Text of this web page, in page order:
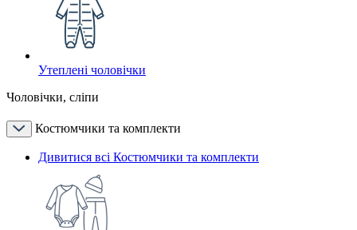
Утеплені чоловічки
Чоловічки, сліпи
Костюмчики та комплекти
Дивитися всі Костюмчики та комплекти